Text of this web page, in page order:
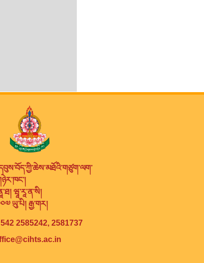
ཝཱ་རཱ་ན་སི།
ཡུ་པི། རྒྱ་གར།
2585242, 2581737